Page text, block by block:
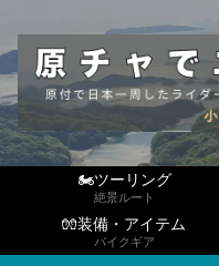
🏍ツーリング
絶景ルート
🧤装備・アイテム
バイクギア